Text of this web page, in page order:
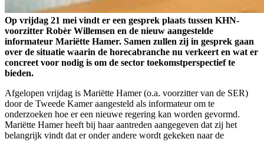
Op vrijdag 21 mei vindt er een gesprek plaats tussen KHN-
voorzitter Robèr Willemsen en de nieuw aangestelde
informateur Mariëtte Hamer. Samen zullen zij in gesprek gaan
over de situatie waarin de horecabranche nu verkeert en wat er
concreet voor nodig is om de sector toekomstperspectief te
bieden.
Afgelopen vrijdag is Mariëtte Hamer (o.a. voorzitter van de SER)
door de Tweede Kamer aangesteld als informateur om te
onderzoeken hoe er een nieuwe regering kan worden gevormd.
Mariëtte Hamer heeft bij haar aantreden aangegeven dat zij het
belangrijk vindt dat er onder andere wordt gekeken naar de